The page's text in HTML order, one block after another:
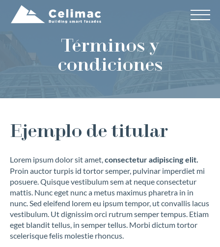
Términos y
condiciones
Ejemplo de titular
Lorem ipsum dolor sit amet,consectetur adipiscing elit.
Proin auctor turpis id tortor semper, pulvinar imperdiet mi
posuere. Quisque vestibulum sem at neque consectetur
mattis. Nunc eget nunc a metus maximus pharetra in in
nunc. Sed eleifend lorem eu ipsum tempor, ut convallis lacus
vestibulum. Ut dignissim orci rutrum semper tempus. Etiam
eget blandit tellus, in semper tellus. Morbi dictum tortor
scelerisque felis molestie rhoncus.